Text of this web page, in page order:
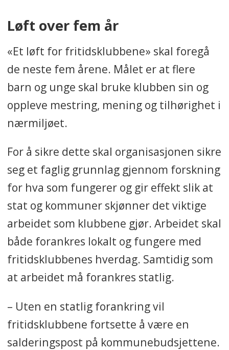
fritidsklubber
* Stiftet i 1978
* Bygget opp som en demokratisk
barne- og ungdomsorganisasjon
hvor ungdom er representert og
har beslutningsmyndighet i alle
* Representerer rundt 2500
ungdomsarbeidere og 120 000
ungdommer
Løft over fem år
«Et løft for fritidsklubbene» skal foregå
de neste fem årene. Målet er at flere
barn og unge skal bruke klubben sin og
oppleve mestring, mening og tilhørighet i
nærmiljøet.
For å sikre dette skal organisasjonen sikre
seg et faglig grunnlag gjennom forskning
for hva som fungerer og gir effekt slik at
stat og kommuner skjønner det viktige
arbeidet som klubbene gjør. Arbeidet skal
både forankres lokalt og fungere med
fritidsklubbenes hverdag. Samtidig som
at arbeidet må forankres statlig.
– Uten en statlig forankring vil
fritidsklubbene fortsette å være en
salderingspost på kommunebudsjettene.